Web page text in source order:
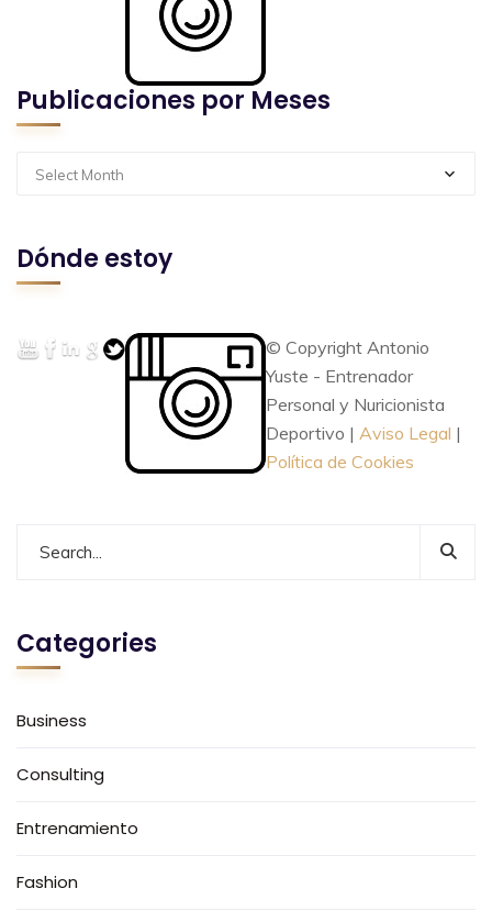
Publicaciones por Meses
Select Month
Dónde estoy
© Copyright Antonio
Yuste - Entrenador
Personal y Nuricionista
Deportivo | Aviso Legal |
Política de Cookies
Categories
Business
Consulting
Entrenamiento
Fashion